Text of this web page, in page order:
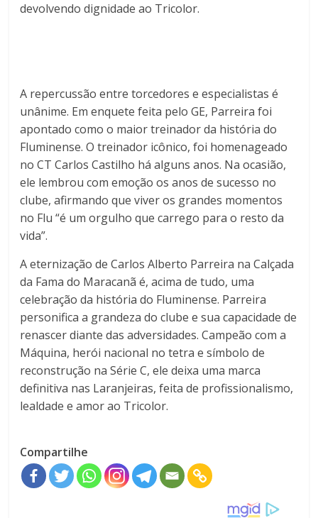
devolvendo dignidade ao Tricolor.
A repercussão entre torcedores e especialistas é
unânime. Em enquete feita pelo GE, Parreira foi
apontado como o maior treinador da história do
Fluminense. O treinador icônico, foi homenageado
no CT Carlos Castilho há alguns anos. Na ocasião,
ele lembrou com emoção os anos de sucesso no
clube, afirmando que viver os grandes momentos
no Flu “é um orgulho que carrego para o resto da
vida”.
A eternização de Carlos Alberto Parreira na Calçada
da Fama do Maracanã é, acima de tudo, uma
celebração da história do Fluminense. Parreira
personifica a grandeza do clube e sua capacidade de
renascer diante das adversidades. Campeão com a
Máquina, herói nacional no tetra e símbolo de
reconstrução na Série C, ele deixa uma marca
definitiva nas Laranjeiras, feita de profissionalismo,
lealdade e amor ao Tricolor.
Compartilhe